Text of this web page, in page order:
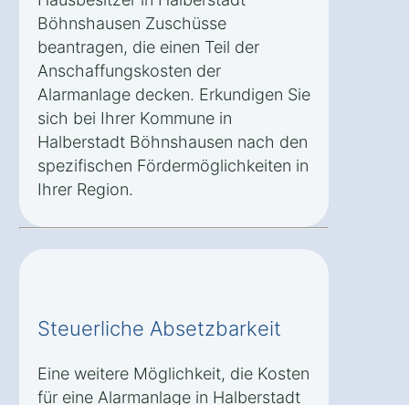
Böhnshausen Zuschüsse
beantragen, die einen Teil der
Anschaffungskosten der
Alarmanlage decken. Erkundigen Sie
sich bei Ihrer Kommune in
Halberstadt Böhnshausen nach den
spezifischen Fördermöglichkeiten in
Ihrer Region.
Steuerliche Absetzbarkeit
Eine weitere Möglichkeit, die Kosten
für eine Alarmanlage in Halberstadt